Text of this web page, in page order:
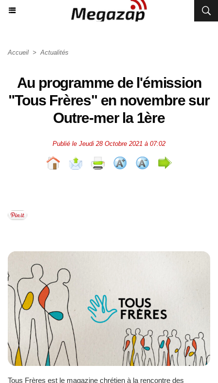
Accueil > Actualités
Au programme de l'émission
"Tous Frères" en novembre sur
Outre-mer la 1ère
Publié le Jeudi 28 Octobre 2021 à 07:02
Tous Frères est le magazine chrétien à la rencontre des